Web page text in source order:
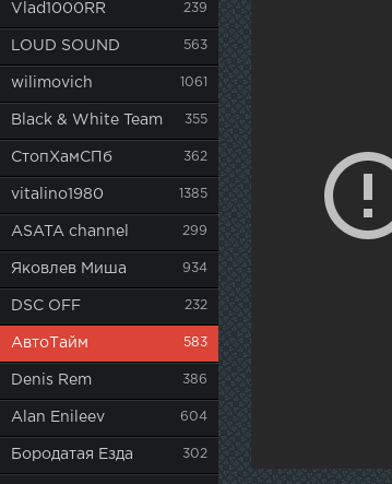
Vlad1000RR 239
LOUD SOUND 563
wilimovich 1061
Black & White Team 355
СтопХамСПб 362
vitalino1980 1385
ASATA channel 299
Яковлев Миша 934
DSC OFF 232
АвтоТайм 583
Denis Rem 386
Alan Enileev 604
Бородатая Езда 302